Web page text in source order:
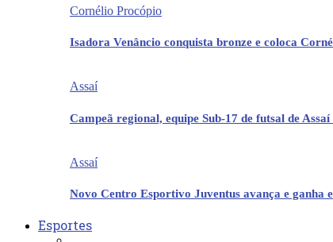
Cornélio Procópio
Isadora Venâncio conquista bronze e coloca
Assaí
Campeã regional, equipe Sub-17 de futsal de
Assaí
Novo Centro Esportivo Juventus avança e ganha
Esportes